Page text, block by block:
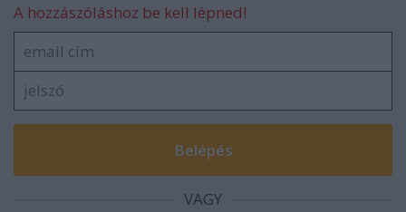
A hozzászóláshoz be kell lépned!
VAGY